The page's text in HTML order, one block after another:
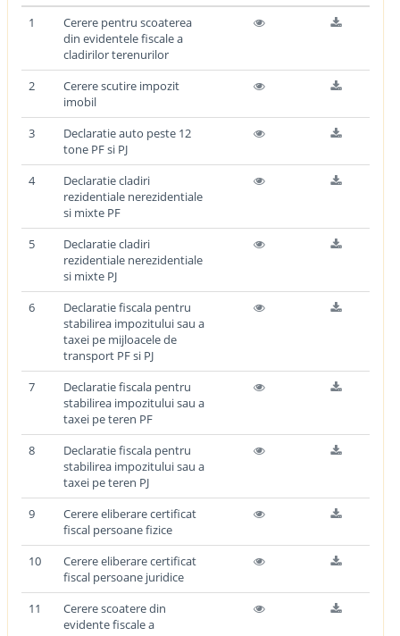
1
Cerere pentru scoaterea
din evidentele fiscale a
cladirilor terenurilor
2
Cerere scutire impozit
imobil
3
Declaratie auto peste 12
tone PF si PJ
4
Declaratie cladiri
rezidentiale nerezidentiale
si mixte PF
5
Declaratie cladiri
rezidentiale nerezidentiale
si mixte PJ
6
Declaratie fiscala pentru
stabilirea impozitului sau a
taxei pe mijloacele de
transport PF si PJ
7
Declaratie fiscala pentru
stabilirea impozitului sau a
taxei pe teren PF
8
Declaratie fiscala pentru
stabilirea impozitului sau a
taxei pe teren PJ
9
Cerere eliberare certificat
fiscal persoane fizice
10
Cerere eliberare certificat
fiscal persoane juridice
11
Cerere scoatere din
evidente fiscale a